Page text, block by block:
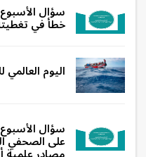
سؤال
خطأ في
اليوم
سؤال
على الصحفي